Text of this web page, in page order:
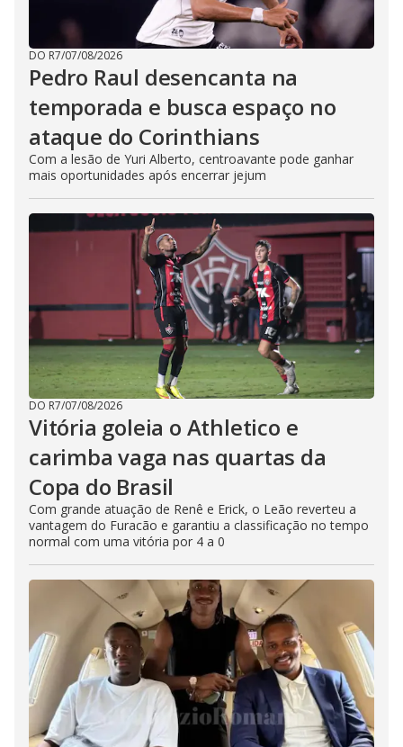
DO R7/07/08/2026
Pedro Raul desencanta na
temporada e busca espaço no
ataque do Corinthians
Com a lesão de Yuri Alberto, centroavante pode ganhar
mais oportunidades após encerrar jejum
DO R7/07/08/2026
Vitória goleia o Athletico e
carimba vaga nas quartas da
Copa do Brasil
Com grande atuação de Renê e Erick, o Leão reverteu a
vantagem do Furacão e garantiu a classificação no tempo
normal com uma vitória por 4 a 0